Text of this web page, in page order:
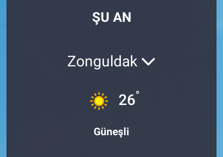
ŞU AN
Zonguldak
26°
Güneşli